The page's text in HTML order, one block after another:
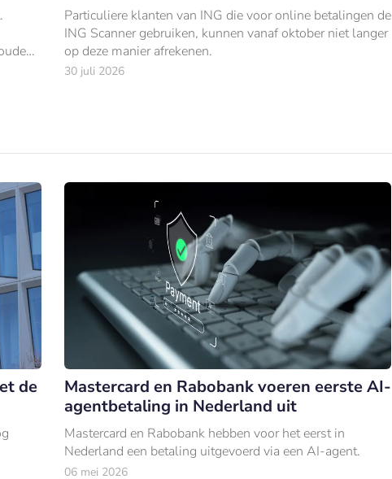
Particuliere klanten van ING die voor online betalingen de
ING Scanner gebruiken, kunnen vanaf oktober niet langer
op deze manier afrekenen.
30 juli 2026
de
Mastercard en Rabobank voeren eerste AI-
agentbetaling in Nederland uit
Mastercard en Rabobank hebben voor het eerst in
Nederland een betaling uitgevoerd via een AI-agent.
06 mei 2026